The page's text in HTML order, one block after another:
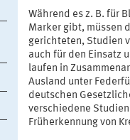
Während es z. B. für
Marker gibt, müssen
gerichteten, Studien
auch für den Einsatz
laufen in
Ausland unter
deutschen
verschiedene
Früherkennung von